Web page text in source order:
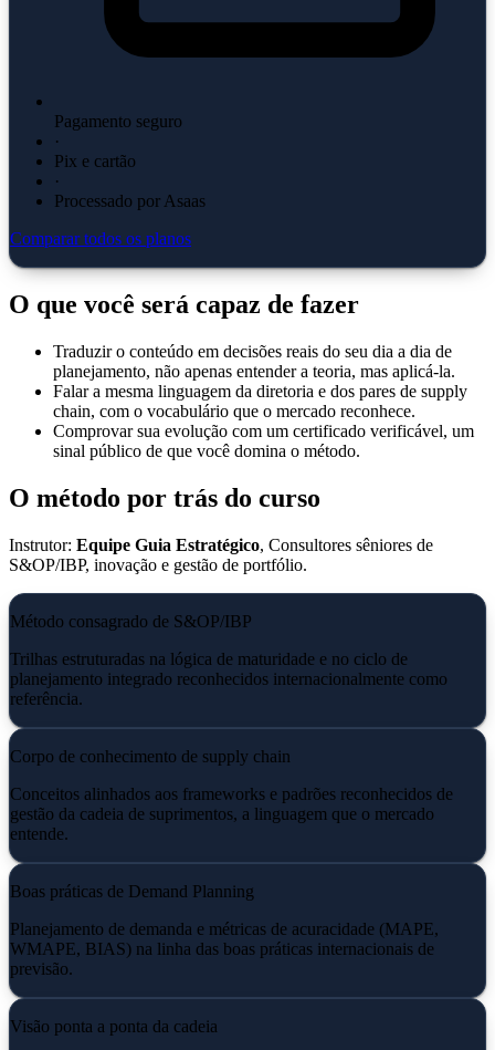
Pagamento seguro
·
Pix e cartão
·
Processado por Asaas
Comparar todos os planos
O que você será capaz de fazer
Traduzir o conteúdo em decisões reais do seu dia a dia de
planejamento, não apenas entender a teoria, mas aplicá-la.
Falar a mesma linguagem da diretoria e dos pares de supply
chain, com o vocabulário que o mercado reconhece.
Comprovar sua evolução com um certificado verificável, um
sinal público de que você domina o método.
O método por trás do curso
Instrutor: Equipe Guia Estratégico, Consultores sêniores de
S&OP/IBP, inovação e gestão de portfólio.
Método consagrado de S&OP/IBP
Trilhas estruturadas na lógica de maturidade e no ciclo de
planejamento integrado reconhecidos internacionalmente como
referência.
Corpo de conhecimento de supply chain
Conceitos alinhados aos frameworks e padrões reconhecidos de
gestão da cadeia de suprimentos, a linguagem que o mercado
entende.
Boas práticas de Demand Planning
Planejamento de demanda e métricas de acuracidade (MAPE,
WMAPE, BIAS) na linha das boas práticas internacionais de
previsão.
Visão ponta a ponta da cadeia